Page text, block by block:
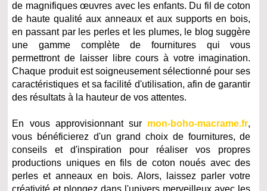
de magnifiques œuvres avec les enfants. Du fil de coton
de haute qualité aux anneaux et aux supports en bois,
en passant par les perles et les plumes, le blog suggère
une gamme complète de fournitures qui vous
permettront de laisser libre cours à votre imagination.
Chaque produit est soigneusement sélectionné pour ses
caractéristiques et sa facilité d'utilisation, afin de garantir
des résultats à la hauteur de vos attentes.
En vous approvisionnant sur mon-boho-macrame.fr,
vous bénéficierez d'un grand choix de fournitures, de
conseils et d'inspiration pour réaliser vos propres
productions uniques en fils de coton noués avec des
perles et anneaux en bois. Alors, laissez parler votre